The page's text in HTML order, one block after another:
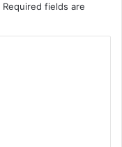
Required fields are